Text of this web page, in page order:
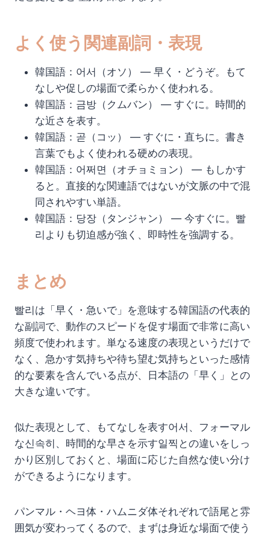
よく使う関連副詞・表現
韓国語：어서（オソ） — 早く・どうぞ。もて
なしや促しの場面で柔らかく使われる。
韓国語：금방（クムバン） — すぐに。時間的
な近さを表す。
韓国語：곧（コッ） — すぐに・直ちに。書き
言葉でもよく使われる硬めの表現。
韓国語：어쩌면（オチョミョン） — もしかす
ると。直接的な関連語ではないが文脈の中で混
同されやすい単語。
韓国語：당장（タンジャン） — 今すぐに。빨
리よりも切迫感が強く、即時性を強調する。
まとめ
빨리は「早く・急いで」を意味する韓国語の代表的
な副詞で、動作のスピードを促す場面で非常に高い
頻度で使われます。単なる速度の表現というだけで
なく、急かす気持ちや待ち望む気持ちといった感情
的な要素を含んでいる点が、日本語の「早く」との
大きな違いです。
似た表現として、もてなしを表す어서、フォーマル
な신속히、時間的な早さを示す일찍との違いをしっ
かり区別しておくと、場面に応じた自然な使い分け
ができるようになります。
パンマル・ヘヨ体・ハムニダ体それぞれで語尾と雰
囲気が変わってくるので、まずは身近な場面で使う